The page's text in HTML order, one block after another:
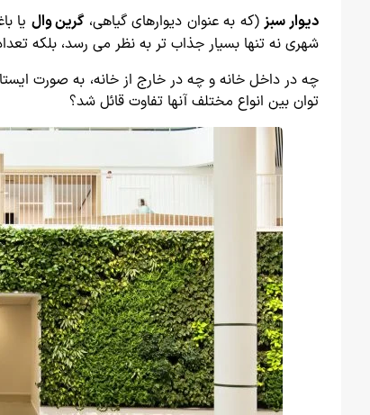
دیوار سبز(که به عنوان دیوارهای گیاهی،گرین وال یا
شهری نه تنها بسیار جذاب تر به نظر می رسد، بلکه
چه در داخل خانه و چه در خارج از خانه، به صورت
توان بین انواع مختلف آنها تفاوت قائل شد؟